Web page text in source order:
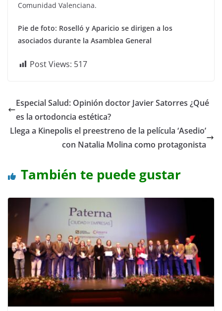
Comunidad Valenciana.
Pie de foto: Roselló y Aparicio se dirigen a los
asociados durante la Asamblea General
Post Views: 517
Especial Salud: Opinión doctor Javier Satorres ¿Qué
es la ortodoncia estética?
Llega a Kinepolis el preestreno de la película ‘Asedio’
con Natalia Molina como protagonista
También te puede gustar